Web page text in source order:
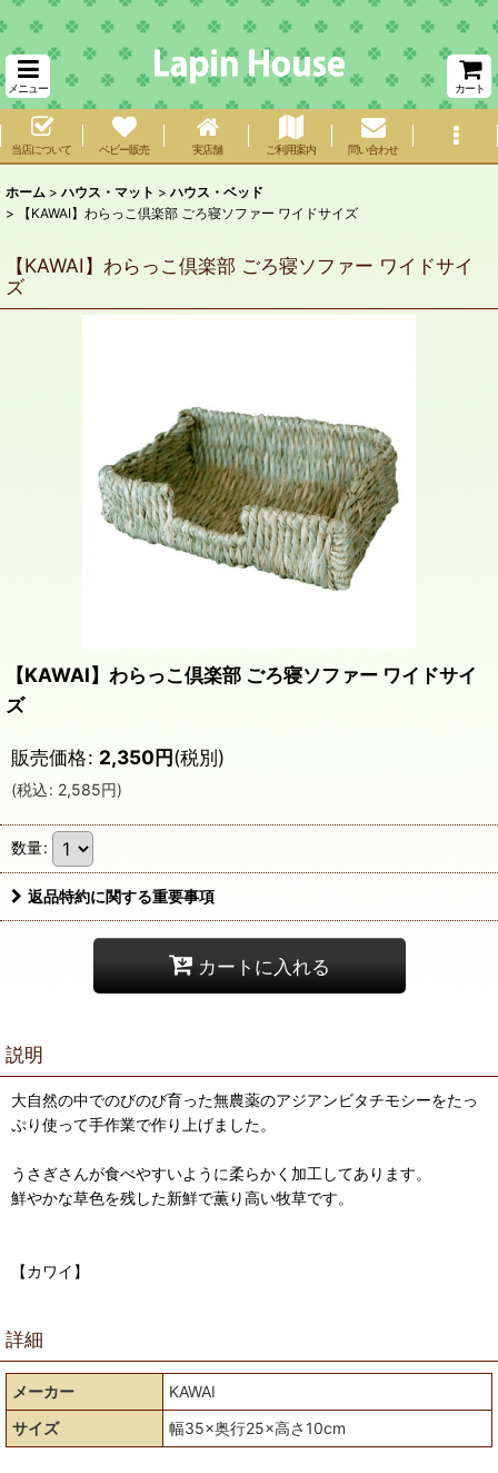
メニュー カート
当店について ベビー販売 実店舗 ご利用案内 問い合わせ
ホーム > ハウス・マット > ハウス・ベッド
>
【KAWAI】わらっこ倶楽部 ごろ寝ソファー ワイドサイズ
【KAWAI】わらっこ倶楽部 ごろ寝ソファー ワイドサイ
ズ
【KAWAI】わらっこ倶楽部 ごろ寝ソファー ワイドサイ
ズ
販売価格: 2,350円(税別)
(税込: 2,585円)
数量:
返品特約に関する重要事項
カートに入れる
説明
大自然の中でのびのび育った無農薬のアジアンビタチモシーをたっ
ぷり使って手作業で作り上げました。
うさぎさんが食べやすいように柔らかく加工してあります。
鮮やかな草色を残した新鮮で薫り高い牧草です。
【カワイ】
詳細
メーカー
KAWAI
サイズ
幅35×奥行25×高さ10cm